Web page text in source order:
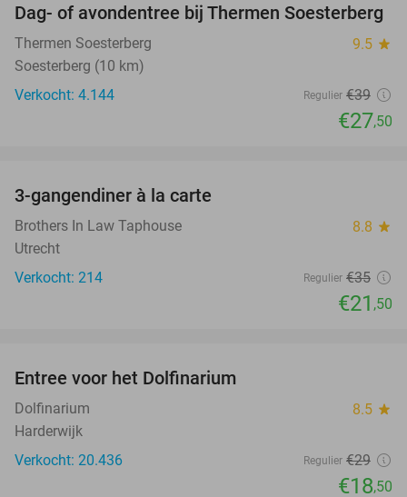
29%
Dag- of avondentree bij Thermen Soesterberg
Thermen Soesterberg 9.5 star
Soesterberg (10 km)
Verkocht: 4.144
Regulier €39
€27,50
3-gangendiner à la carte
Brothers In Law Taphouse 8.8 star
Utrecht
Verkocht: 214
Regulier €35
€21 ,50
Entree voor het Dolfinarium
Dolfinarium 8.5 star
Harderwijk
Verkocht: 20.436
Regulier €29
€18,50